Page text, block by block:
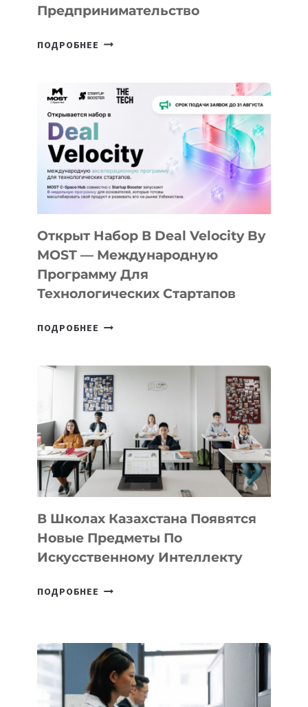
Предпринимательство
ПОДРОБНЕЕ ОТ
АЛМАТЫ:
КАК
AI
YOUTH
CAMP
ДАЛ
30
ПОДРОСТКАМ
БИЛЕТ
В
ПРЕДПРИНИМАТЕЛЬСТВО
Открыт Набор В Deal Velocity By
MOST — Международную
Программу Для
Технологических Стартапов
ПОДРОБНЕЕ ОТКРЫТ
DEAL
VELOCITY
BY
MOST
—
МЕЖДУНАРОДНУЮ
ПРОГРАММУ
ДЛЯ
ТЕХНОЛОГИЧЕСКИХ
В Школах Казахстана Появятся
Новые Предметы По
Искусственному Интеллекту
ПОДРОБНЕЕ
НОВЫЕ
ПРЕДМЕТЫ
ПО